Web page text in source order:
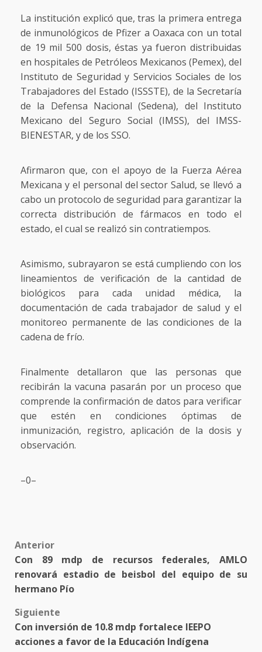
La institución explicó que, tras la primera entrega
de inmunológicos de Pfizer a Oaxaca con un total
de 19 mil 500 dosis, éstas ya fueron distribuidas
en hospitales de Petróleos Mexicanos (Pemex), del
Instituto de Seguridad y Servicios Sociales de los
Trabajadores del Estado (ISSSTE), de la Secretaría
de la Defensa Nacional (Sedena), del Instituto
Mexicano del Seguro Social (IMSS), del IMSS-
BIENESTAR, y de los SSO.
Afirmaron que, con el apoyo de la Fuerza Aérea
Mexicana y el personal del sector Salud, se llevó a
cabo un protocolo de seguridad para garantizar la
correcta distribución de fármacos en todo el
estado, el cual se realizó sin contratiempos.
Asimismo, subrayaron se está cumpliendo con los
lineamientos de verificación de la cantidad de
biológicos para cada unidad médica, la
documentación de cada trabajador de salud y el
monitoreo permanente de las condiciones de la
cadena de frío.
Finalmente detallaron que las personas que
recibirán la vacuna pasarán por un proceso que
comprende la confirmación de datos para verificar
que estén en condiciones óptimas de
inmunización, registro, aplicación de la dosis y
observación.
–0–
Post
navigation
Anterior
Con 89 mdp de recursos federales, AMLO
renovará estadio de beisbol del equipo de su
hermano Pío
Siguiente
Con inversión de 10.8 mdp fortalece IEEPO
acciones a favor de la Educación Indígena